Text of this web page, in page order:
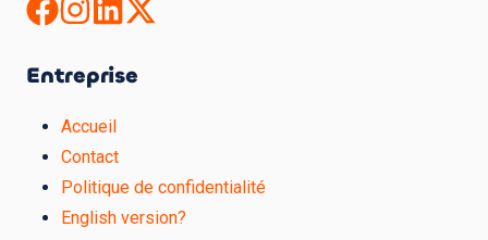
Entreprise
Accueil
Contact
Politique de confidentialité
English version?